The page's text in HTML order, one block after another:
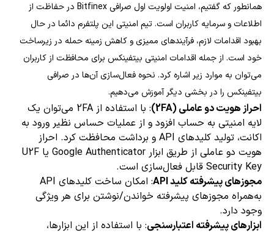
همانطور که گفتیم، امنیت اولویت اول صرافی Bitfinex در حفاظت از
اطلاعات و سرمایه کاربران است. تیم امنیتی این پلتفرم دائما در حال
بهبود اقدامات لازم، فرآیندهای ممیزی و کاهش زمینه حمله در زیرساخت
خود است. از جمله اقدامات امنیتی بیتفینکس برای محافظت از کاربران
می‌توان به موارد زیر اشاره کرد. نحوه فعال‌سازی آن‌ها در صرافی
بیتفینکس را در بخشی دیگر آموزش می‌دهیم.
احراز هویت دو عاملی (2FA)
: با استفاده از 2FA می‌توان یک
لایه امنیتی به حساب افزود و از عملیات حساس نظیر ورود به
اکانت، تولید کلیدهای API و برداشت محافظت کرد. احراز
هویت دو عاملی از طریق ابزار Google Authenticator یا U2F
Security Key قابل فعال‌سازی است.
مجوزهای پیشرفته کلید API
: امکان ساخت کلیدهای API
به‌همراه مجوزهای پیشرفته خواندن/نوشتن برای هر ویژگی
وجود دارد.
ابزارهای پیشرفته اعتبارسنجی: با استفاده از این ابزارها،